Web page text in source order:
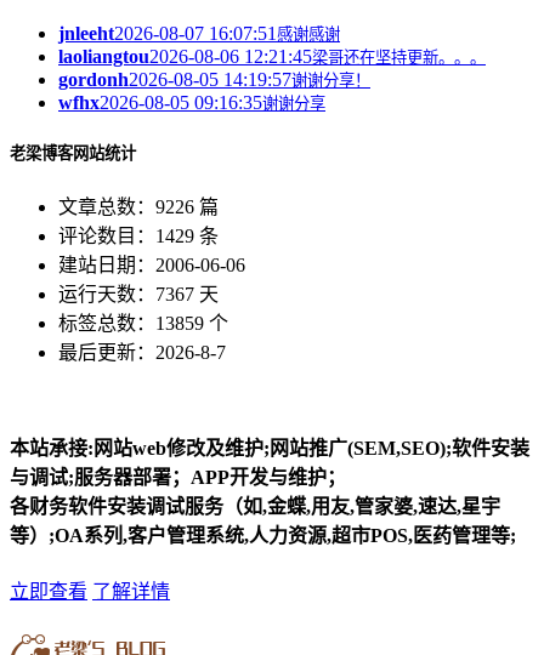
jnleeht2026-08-07 16:07:51 感谢感谢
laoliangtou2026-08-06 12:21:45梁哥还在坚持更新。。。
gordonh2026-08-05 14:19:57谢谢分享！
wfhx2026-08-05 09:16:35谢谢分享
老梁博客网站统计
文章总数：9226 篇
评论数目：1429 条
建站日期：2006-06-06
运行天数：7367 天
标签总数：13859 个
最后更新：2026-8-7
本站承接:网站web修改及维护;网站推广(SEM,SEO);软件安装
与调试;服务器部署；APP开发与维护；
各财务软件安装调试服务（如,金蝶,用友,管家婆,速达,星宇
等）;OA系列,客户管理系统,人力资源,超市POS,医药管理等;
立即查看 了解详情